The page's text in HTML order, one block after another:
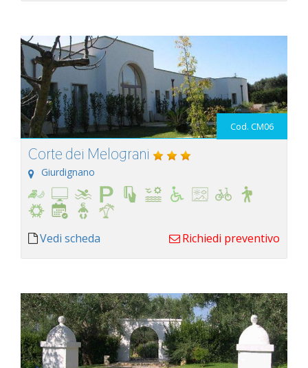
Cod. CM06
Corte dei Melograni
Giurdignano
Vedi scheda Richiedi preventivo